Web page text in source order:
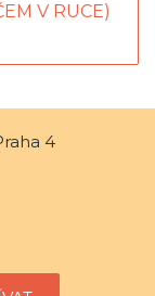
V RUCE)
4